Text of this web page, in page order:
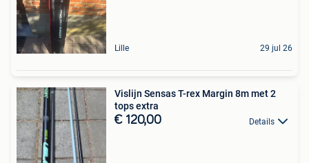
Lille 29 jul 26
Vislijn Sensas T-rex Margin 8m met 2
tops extra
€ 120,00 Details